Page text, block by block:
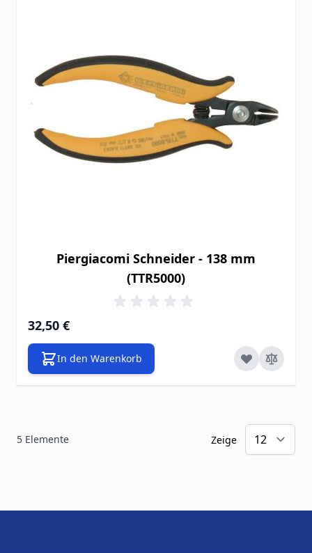
Piergiacomi Schneider - 138 mm
(TTR5000)
32,50 €
In den Warenkorb
5 Elemente Zeige